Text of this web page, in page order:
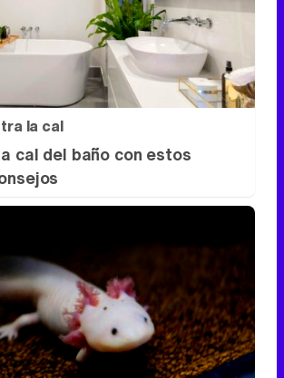
la cal
cal del baño con estos